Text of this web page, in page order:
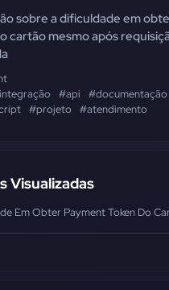
sobre a dificuldade em
cartão mesmo após
#api #documentação
#projeto #atendimento
Visualizadas
Em Obter Payment Token Do